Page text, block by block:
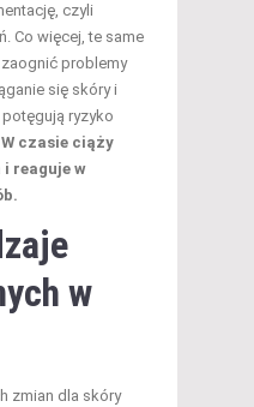
czyli
Co więcej, te same
problemy
się skóry i
ryzyko
W czasie ciąży
reaguje w
w
zmian dla skóry